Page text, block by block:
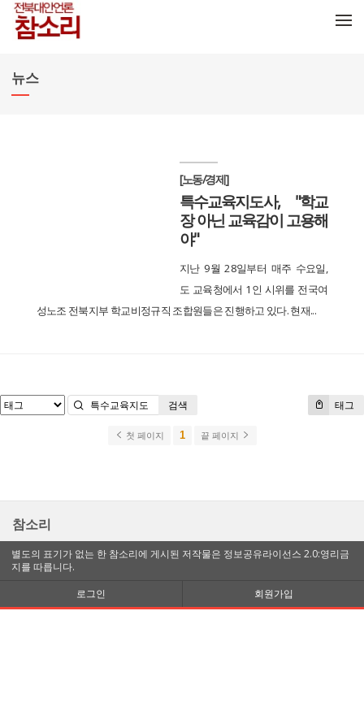
뉴스
[노동/경제]
특수교육지도사, "학교
장 아닌 교육감이 고용해
야"
지난 9월 28일부터 매주 수요일,
도 교육청에서 1인 시위를 전국여
성노조 전북지부 학교비정규직 조합원들은 진행하고 있다. 현재...
태그
검색
첫 페이지 1 끝 페이지
참소리
별도의 표기가 없는 한 참소리에 게시된 저작물은 정보공유라이선스 2.0:영리금
지를 따릅니다.
로그인
회원가입